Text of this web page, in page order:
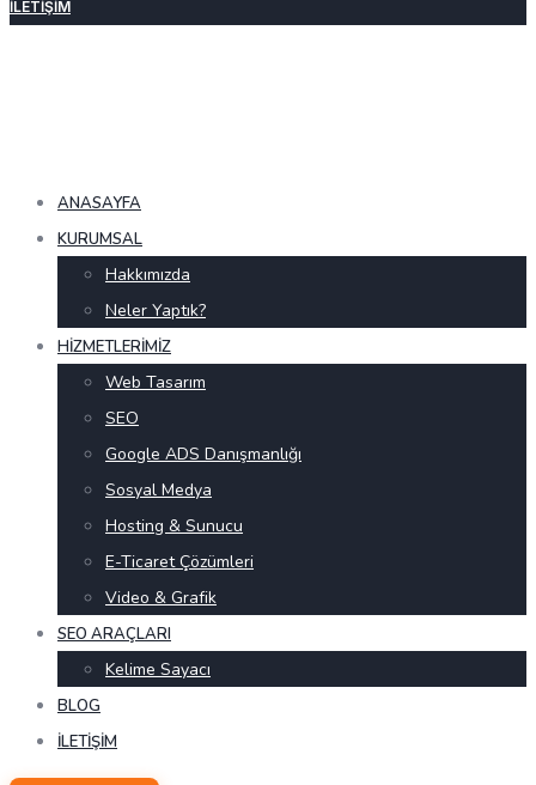
İLETIŞIM
ANASAYFA
KURUMSAL
Hakkımızda
Neler Yaptık?
HIZMETLERIMIZ
Web Tasarım
SEO
Google ADS Danışmanlığı
Sosyal Medya
Hosting & Sunucu
E-Ticaret Çözümleri
Video & Grafik
SEO ARAÇLARI
Kelime Sayacı
BLOG
İLETIŞIM